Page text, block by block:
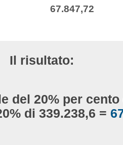
67.847,72
Il risultato:
del 20% per cento
di 339.238,6 =